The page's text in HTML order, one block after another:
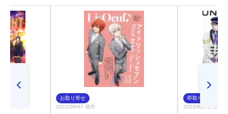
お取り寄せ
2021/06/07 発売
即取り
2023/03/01 発売